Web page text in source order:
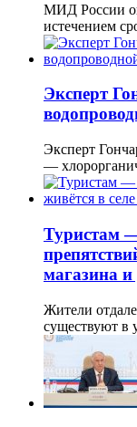
МИД России
истечением
Эксперт
Эксперт
—
Туристам
магазина и
Жители
существуют в